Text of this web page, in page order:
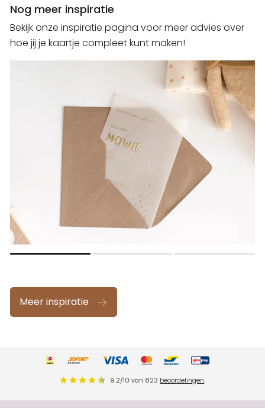
Nog meer inspiratie
Bekijk onze inspiratie pagina voor meer advies over
hoe jij je kaartje compleet kunt maken!
Meer inspiratie
9.2/10 van 823 beoordelingen.